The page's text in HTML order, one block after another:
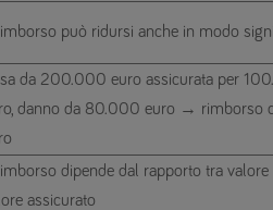
può ridursi anche in modo
da 200.000 euro assicurata per
danno da 80.000 euro → rimborso
dipende dal rapporto tra valore
assicurato